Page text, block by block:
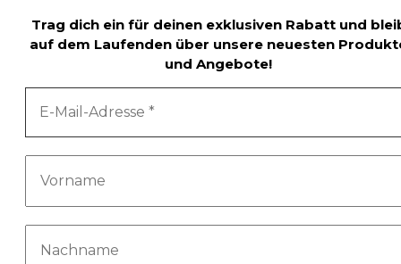
Trag dich ein für deinen exklusiven Rabatt und
auf dem Laufenden über unsere neuesten
und Angebote!